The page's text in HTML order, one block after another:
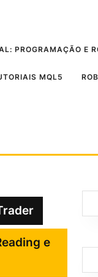
PROGRAMAÇÃO E
MQL5
e